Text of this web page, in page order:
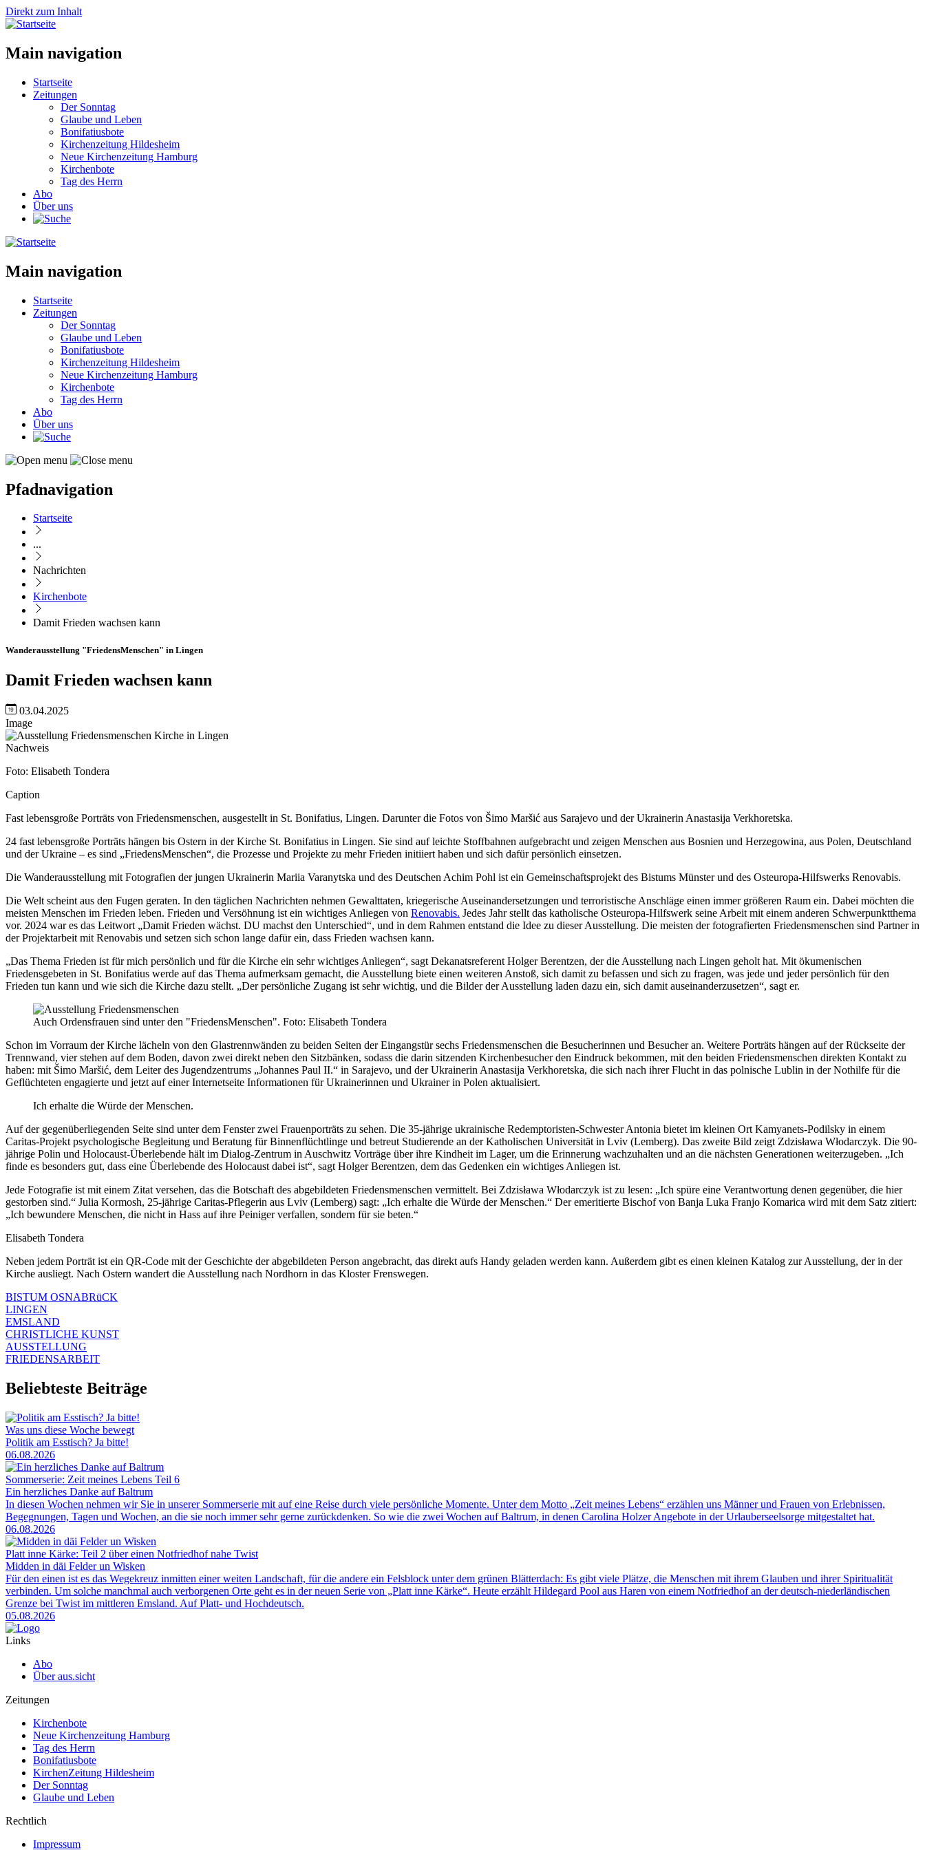
Direkt zum Inhalt
Main navigation
Startseite
Zeitungen
Der Sonntag
Glaube und Leben
Bonifatiusbote
Kirchenzeitung Hildesheim
Neue Kirchenzeitung Hamburg
Kirchenbote
Tag des Herrn
Abo
Über uns
Main navigation
Startseite
Zeitungen
Der Sonntag
Glaube und Leben
Bonifatiusbote
Kirchenzeitung Hildesheim
Neue Kirchenzeitung Hamburg
Kirchenbote
Tag des Herrn
Abo
Über uns
Pfadnavigation
Startseite
...
Nachrichten
Kirchenbote
Damit Frieden wachsen kann
Wanderausstellung "FriedensMenschen" in Lingen
Damit Frieden wachsen kann
03.04.2025
Image
Nachweis
Foto: Elisabeth Tondera
Caption
Fast lebensgroße Porträts von Friedensmenschen, ausgestellt in St. Bonifatius, Lingen. Darunter die Fotos von Šimo Maršić aus Sarajevo und der Ukrainerin Anastasija Verkhoretska.
24 fast lebensgroße Porträts hängen bis Ostern in der Kirche St. Bonifatius in Lingen. Sie sind auf leichte Stoffbahnen aufgebracht und zeigen Menschen aus Bosnien und Herzegowina, aus Polen, Deutschland
und der Ukraine – es sind „FriedensMenschen“, die Prozesse und Projekte zu mehr Frieden initiiert haben und sich dafür persönlich einsetzen.
Die Wanderausstellung mit Fotografien der jungen Ukrainerin Mariia Varanytska und des Deutschen Achim Pohl ist ein Gemeinschaftsprojekt des Bistums Münster und des Osteuropa-Hilfswerks Renovabis.
Die Welt scheint aus den Fugen geraten. In den täglichen Nachrichten nehmen Gewalttaten, kriegerische Auseinandersetzungen und terroristische Anschläge einen immer größeren Raum ein. Dabei möchten die
meisten Menschen im Frieden leben. Frieden und Versöhnung ist ein wichtiges Anliegen von Renovabis. Jedes Jahr stellt das katholische Osteuropa-Hilfswerk seine Arbeit mit einem anderen Schwerpunktthema
vor. 2024 war es das Leitwort „Damit Frieden wächst. DU machst den Unterschied“, und in dem Rahmen entstand die Idee zu dieser Ausstellung. Die meisten der fotografierten Friedensmenschen sind Partner in
der Projektarbeit mit Renovabis und setzen sich schon lange dafür ein, dass Frieden wachsen kann.
„Das Thema Frieden ist für mich persönlich und für die Kirche ein sehr wichtiges Anliegen“, sagt Dekanatsreferent Holger Berentzen, der die Ausstellung nach Lingen geholt hat. Mit ökumenischen
Friedensgebeten in St. Bonifatius werde auf das Thema aufmerksam gemacht, die Ausstellung biete einen weiteren Anstoß, sich damit zu befassen und sich zu fragen, was jede und jeder persönlich für den
Frieden tun kann und wie sich die Kirche dazu stellt. „Der persönliche Zugang ist sehr wichtig, und die Bilder der Ausstellung laden dazu ein, sich damit auseinanderzusetzen“, sagt er.
Auch Ordensfrauen sind unter den "FriedensMenschen". Foto: Elisabeth Tondera
Schon im Vorraum der Kirche lächeln von den Glastrennwänden zu beiden Seiten der Eingangstür sechs Friedensmenschen die Besucherinnen und Besucher an. Weitere Porträts hängen auf der Rückseite der
Trennwand, vier stehen auf dem Boden, davon zwei direkt neben den Sitzbänken, sodass die darin sitzenden Kirchenbesucher den Eindruck bekommen, mit den beiden Friedensmenschen direkten Kontakt zu
haben: mit Šimo Maršić, dem Leiter des Jugendzentrums „Johannes Paul II.“ in Sarajevo, und der Ukrainerin Anastasija Verkhoretska, die sich nach ihrer Flucht in das polnische Lublin in der Nothilfe für die
Geflüchteten engagierte und jetzt auf einer Internetseite Informationen für Ukrainerinnen und Ukrainer in Polen aktualisiert.
Ich erhalte die Würde der Menschen.
Auf der gegenüberliegenden Seite sind unter dem Fenster zwei Frauenporträts zu sehen. Die 35-jährige ukrainische Redemptoristen-Schwester Antonia bietet im kleinen Ort Kamyanets-Podilsky in einem
Caritas-Projekt psychologische Begleitung und Beratung für Binnenflüchtlinge und betreut Studierende an der Katholischen Universität in Lviv (Lemberg). Das zweite Bild zeigt Zdzisława Włodarczyk. Die 90-
jährige Polin und Holocaust-Überlebende hält im Dialog-Zentrum in Auschwitz Vorträge über ihre Kindheit im Lager, um die Erinnerung wachzuhalten und an die nächsten Generationen weiterzugeben. „Ich
finde es besonders gut, dass eine Überlebende des Holocaust dabei ist“, sagt Holger Berentzen, dem das Gedenken ein wichtiges Anliegen ist.
Jede Fotografie ist mit einem Zitat versehen, das die Botschaft des abgebildeten Friedensmenschen vermittelt. Bei Zdzisława Włodarczyk ist zu lesen: „Ich spüre eine Verantwortung denen gegenüber, die hier
gestorben sind.“ Julia Kormosh, 25-jährige Caritas-Pflegerin aus Lviv (Lemberg) sagt: „Ich erhalte die Würde der Menschen.“ Der emeritierte Bischof von Banja Luka Franjo Komarica wird mit dem Satz zitiert:
„Ich bewundere Menschen, die nicht in Hass auf ihre Peiniger verfallen, sondern für sie beten.“
Elisabeth Tondera
Neben jedem Porträt ist ein QR-Code mit der Geschichte der abgebildeten Person angebracht, das direkt aufs Handy geladen werden kann. Außerdem gibt es einen kleinen Katalog zur Ausstellung, der in der
Kirche ausliegt. Nach Ostern wandert die Ausstellung nach Nordhorn in das Kloster Frenswegen.
BISTUM OSNABRüCK
LINGEN
EMSLAND
CHRISTLICHE KUNST
AUSSTELLUNG
FRIEDENSARBEIT
Beliebteste Beiträge
Was uns diese Woche bewegt
Politik am Esstisch? Ja bitte!
06.08.2026
Sommerserie: Zeit meines Lebens Teil 6
Ein herzliches Danke auf Baltrum
In diesen Wochen nehmen wir Sie in unserer Sommerserie mit auf eine Reise durch viele persönliche Momente. Unter dem Motto „Zeit meines Lebens“ erzählen uns Männer und Frauen von Erlebnissen,
Begegnungen, Tagen und Wochen, an die sie noch immer sehr gerne zurückdenken. So wie die zwei Wochen auf Baltrum, in denen Carolina Holzer Angebote in der Urlauberseelsorge mitgestaltet hat.
06.08.2026
Platt inne Kärke: Teil 2 über einen Notfriedhof nahe Twist
Midden in däi Felder un Wisken
Für den einen ist es das Wegekreuz inmitten einer weiten Landschaft, für die andere ein Felsblock unter dem grünen Blätterdach: Es gibt viele Plätze, die Menschen mit ihrem Glauben und ihrer Spiritualität
verbinden. Um solche manchmal auch verborgenen Orte geht es in der neuen Serie von „Platt inne Kärke“. Heute erzählt Hildegard Pool aus Haren von einem Notfriedhof an der deutsch-niederländischen
Grenze bei Twist im mittleren Emsland. Auf Platt- und Hochdeutsch.
05.08.2026
Links
Abo
Über aus.sicht
Zeitungen
Kirchenbote
Neue Kirchenzeitung Hamburg
Tag des Herrn
Bonifatiusbote
KirchenZeitung Hildesheim
Der Sonntag
Glaube und Leben
Rechtlich
Impressum